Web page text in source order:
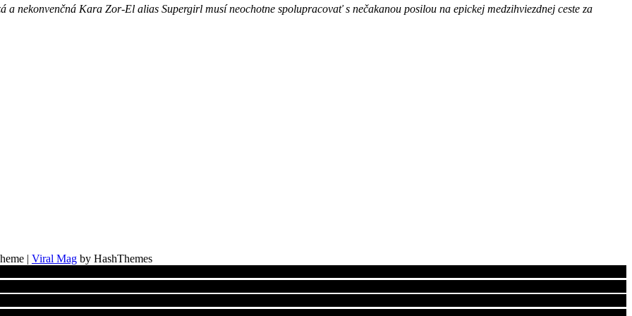
nekonvenčná Kara Zor-El alias Supergirl musí neochotne spolupracovať s nečakanou posilou na epickej medzihviezdnej ceste za
| Viral Mag by HashThemes